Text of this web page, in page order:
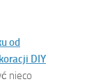
od
DIY
nieco